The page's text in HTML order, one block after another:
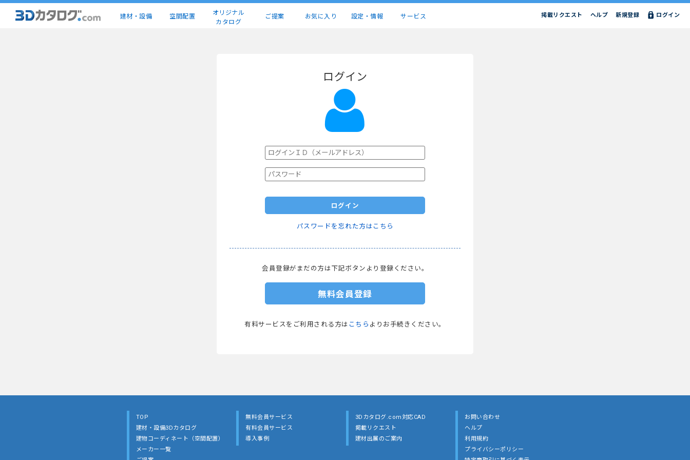
建材・設備 空間配置
オリジナル
カタログ
ご提案 お気に入り 設定・情報 サービス ログイン
新規登録
ヘルプ
掲載リクエスト
ログイン
ログイン
パスワードを忘れた方はこちら
会員登録がまだの方は下記ボタンより登録ください。
無料会員登録
有料サービスをご利用される方は こちら よりお手続きください。
TOP
建材・設備3Dカタログ
建物コーディネート（空間配置）
メーカー一覧
無料会員サービス
有料会員サービス
導入事例
3Dカタログ.com対応CAD
掲載リクエスト
建材出展のご案内
お問い合わせ
ヘルプ
利用規約
プライバシーポリシー